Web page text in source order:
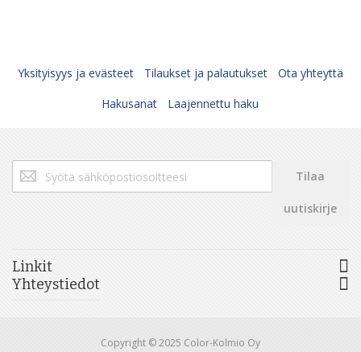
Yksityisyys ja evästeet Tilaukset ja palautukset
Ota yhteyttä
Hakusanat
Laajennettu haku
Tilaa
uutiskirjeemme:
Tilaa
uutiskirje
Linkit
Yhteystiedot
Copyright © 2025 Color-Kolmio Oy